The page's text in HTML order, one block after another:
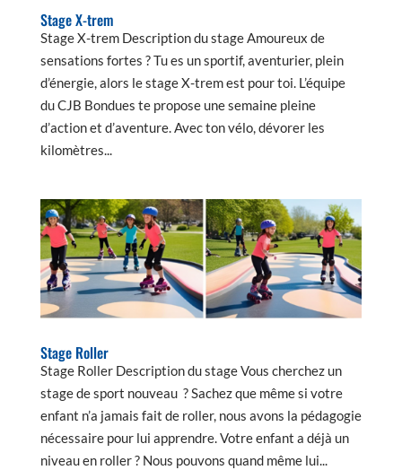
Stage X-trem
Stage X-trem Description du stage Amoureux de
sensations fortes ? Tu es un sportif, aventurier, plein
d’énergie, alors le stage X-trem est pour toi. L’équipe
du CJB Bondues te propose une semaine pleine
d’action et d’aventure. Avec ton vélo, dévorer les
kilomètres...
Stage Roller
Stage Roller Description du stage Vous cherchez un
stage de sport nouveau ? Sachez que même si votre
enfant n’a jamais fait de roller, nous avons la pédagogie
nécessaire pour lui apprendre. Votre enfant a déjà un
niveau en roller ? Nous pouvons quand même lui...